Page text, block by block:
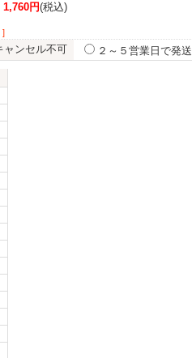
1,760円(税込)
]
ンセル不可 ２～５営業日で発送